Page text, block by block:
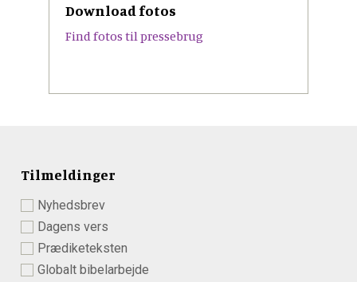
Download fotos
Find fotos til pressebrug
Tilmeldinger
Nyhedsbrev
Dagens vers
Prædiketeksten
Globalt bibelarbejde